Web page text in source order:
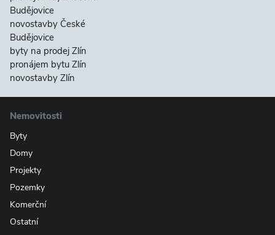
Budějovice
novostavby České
Budějovice
byty na prodej Zlín
pronájem bytu Zlín
novostavby Zlín
Nemovitosti
Byty
Domy
Projekty
Pozemky
Komerční
Ostatní